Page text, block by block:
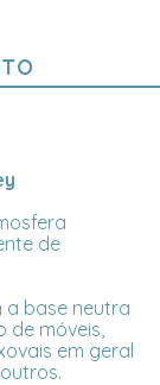
de
a base neutra
móveis,
em geral